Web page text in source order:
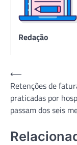
Redação
Navegação
de
Post
⟵
Retenções de
praticadas por
passam dos seis